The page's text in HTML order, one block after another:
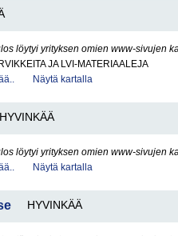
löytyi yrityksen omien www-sivujen
JA LVI-MATERIAALEJA
Näytä kartalla
HYVINKÄÄ
löytyi yrityksen omien www-sivujen
Näytä kartalla
HYVINKÄÄ